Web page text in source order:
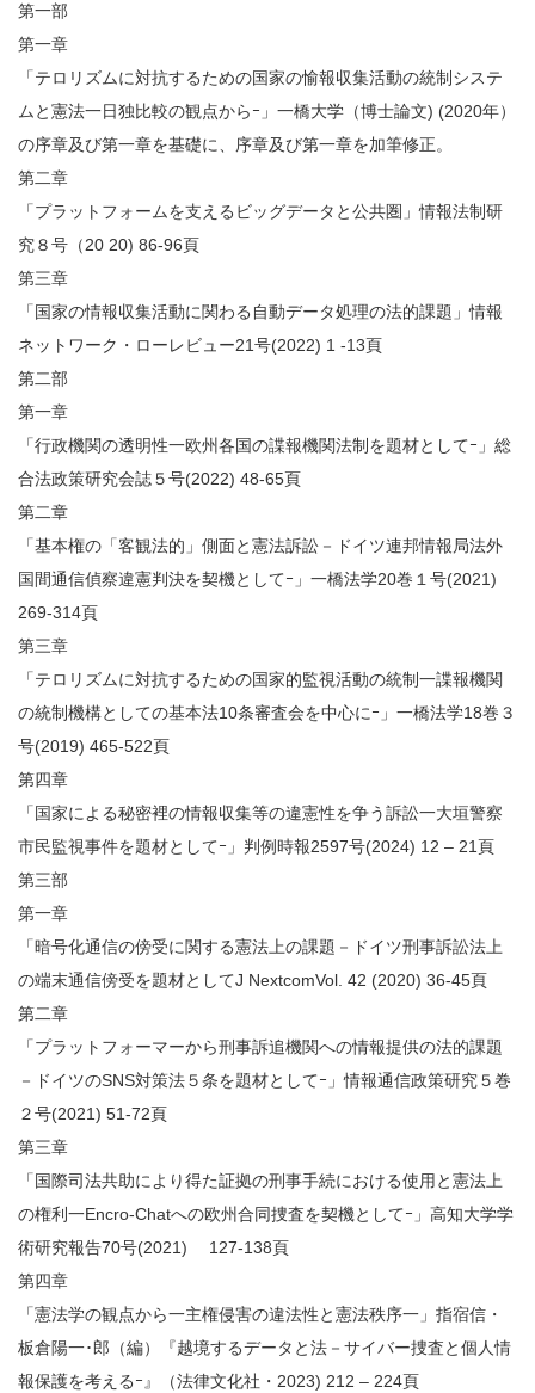
第一部
第一章
「テロリズムに対抗するための国家の愉報収集活動の統制システ
ムと憲法一日独比較の観点からｰ」一橋大学（博士論文) (2020年）
の序章及び第一章を基礎に、序章及び第一章を加筆修正。
第二章
「プラットフォームを支えるビッグデータと公共圏」情報法制研
究８号（20 20) 86-96頁
第三章
「国家の情報収集活動に関わる自動データ処理の法的課題」情報
ネットワーク・ローレビュー21号(2022) 1 -13頁
第二部
第一章
「行政機関の透明性一欧州各国の諜報機関法制を題材としてｰ」総
合法政策研究会誌５号(2022) 48-65頁
第二章
「基本権の「客観法的」側面と憲法訴訟－ドイツ連邦情報局法外
国間通信偵察違憲判決を契機としてｰ」一橋法学20巻１号(2021)
269-314頁
第三章
「テロリズムに対抗するための国家的監視活動の統制一諜報機関
の統制機構としての基本法10条審査会を中心にｰ」一橋法学18巻３
号(2019) 465-522頁
第四章
「国家による秘密裡の情報収集等の違憲性を争う訴訟一大垣警察
市民監視事件を題材としてｰ」判例時報2597号(2024) 12 – 21頁
第三部
第一章
「暗号化通信の傍受に関する憲法上の課題－ドイツ刑事訴訟法上
の端末通信傍受を題材としてJ NextcomVol. 42 (2020) 36-45頁
第二章
「プラットフォーマーから刑事訴追機関への情報提供の法的課題
－ドイツのSNS対策法５条を題材としてｰ」情報通信政策研究５巻
２号(2021) 51-72頁
第三章
「国際司法共助により得た証拠の刑事手続における使用と憲法上
の権利一Encro-Chatへの欧州合同捜査を契機としてｰ」高知大学学
術研究報告70号(2021) 127-138頁
第四章
「憲法学の観点から一主権侵害の違法性と憲法秩序一」指宿信・
板倉陽一･郎（編）『越境するデータと法－サイバー捜査と個人情
報保護を考えるｰ』（法律文化社・2023) 212 – 224頁